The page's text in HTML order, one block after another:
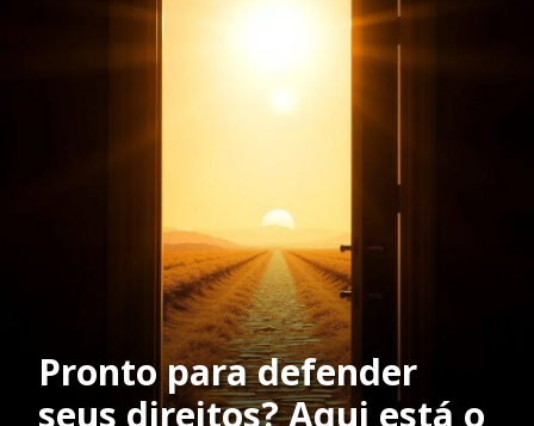
Pronto para defender
seus direitos? Aqui está o